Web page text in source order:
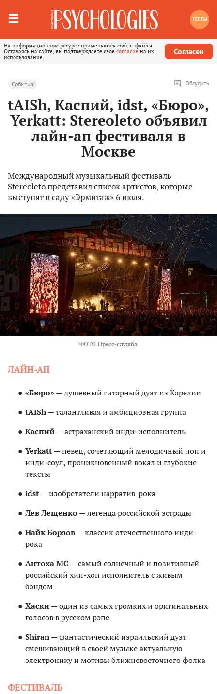
ТЕСТЫ
На информационном ресурсе применяются cookie-файлы.
Оставаясь на сайте, вы подтверждаете свое согласие на их
использование.
Согласен
События Обсудить
tAISh, Каспий, idst, «Бюро»,
Yerkatt: Stereoleto объявил
лайн-ап фестиваля в
Москве
Международный музыкальный фестиваль
Stereoleto представил список артистов, которые
выступят в саду «Эрмитаж» 6 июля.
ФОТО Пресс-служба
ЛАЙН-АП
«Бюро»— душевный гитарный дуэт из Карелии
tAISh— талантливая и амбициозная группа
Каспий— астраханский инди-исполнитель
Yerkatt — певец, сочетающий мелодичный поп и
инди-соул, проникновенный вокал и глубокие
тексты
idst — изобретатели нарратив-рока
Лев Лещенко — легенда российской эстрады
Найк Борзов— классик отечественного инди-
рока
Антоха МС— самый солнечный и позитивный
российский хип-хоп исполнитель с живым
бэндом
Хаски— один из самых громких и оригинальных
голосов в русском рэпе
Shiran— фантастический израильский дуэт
смешивающий в своей музыке актуальную
электронику и мотивы ближневосточного фолка
ФЕСТИВАЛЬ